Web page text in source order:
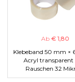
Ab € 1,80
Klebeband 50 mm ×
Acryl transparent
Rauschen 32